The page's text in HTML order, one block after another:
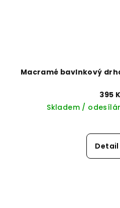
Macramé bavlnkový
395
Skladem /
Detail